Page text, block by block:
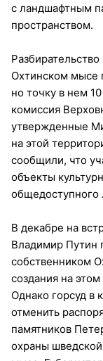
с ландшафтным
пространством.
Охтинском мысе
но точку в нем
комиссия
утвержденные
на этой
сообщили, что
объекты
общедоступного
В декабре на
Владимир Путин
собственником
создания на
Однако горсуд в
отменить
памятников
охраны